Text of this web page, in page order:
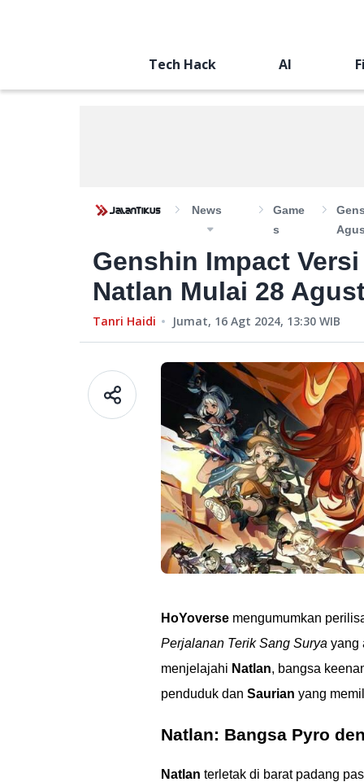
Tech Hack AI
News
Game
S
Genshin Impact
Natlan Mulai 28
Tanri Haidi Jumat, 16 Agt 2024, 13:30 WIB
HoYoverse mengumumkan
Perjalanan Terik Sang Surya yang
menjelajahi Natlan, bangsa
penduduk dan Saurian yang
Natlan: Bangsa Pyro
Natlan terletak di barat padang